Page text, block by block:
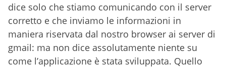
dice solo che stiamo comunicando con il server
corretto e che inviamo le informazioni in
maniera riservata dal nostro browser ai server di
gmail: ma non dice assolutamente niente su
come l’applicazione è stata sviluppata. Quello